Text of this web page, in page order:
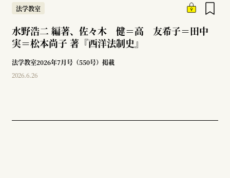
法学教室
水野浩二 編著、佐々木 健＝高 友希子＝田中
実＝松本尚子 著『西洋法制史』
法学教室2026年7月号（550号）掲載
2026.6.26